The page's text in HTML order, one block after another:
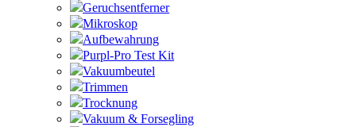
Geruchsentferner
Mikroskop
Aufbewahrung
Purpl-Pro Test Kit
Vakuumbeutel
Trimmen
Trocknung
Vakuum & Forsegling